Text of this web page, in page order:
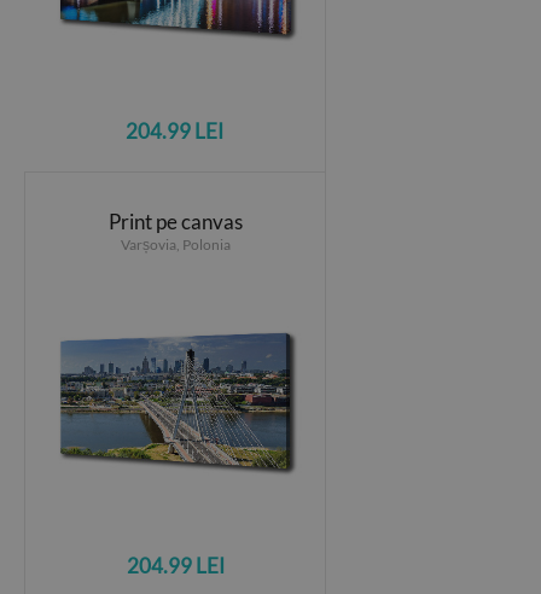
204.99 LEI
Print pe canvas
Varșovia, Polonia
204.99 LEI